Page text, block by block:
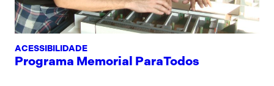
ACESSIBILIDADE
Programa Memorial ParaTodos